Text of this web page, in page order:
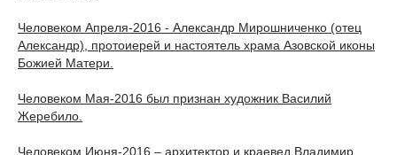
Человеком Апреля-2016 - Александр Мирошниченко (отец
Александр), протоиерей и настоятель храма Азовской иконы
Божией Матери.
Человеком Мая-2016 был признан художник Василий
Жеребило.
Человеком Июня-2016 – архитектор и краевед Владимир